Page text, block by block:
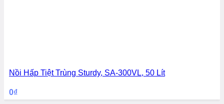
Nồi Hấp Tiệt Trùng Sturdy, SA-300VL, 50 Lít
0₫